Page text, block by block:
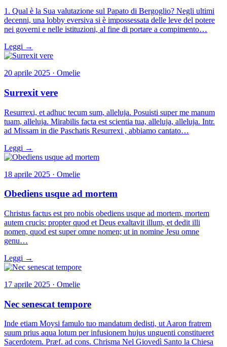
1. Qual è la Sua valutazione sul Papato di Bergoglio? Negli ultimi
decenni, una lobby eversiva si è impossessata delle leve del potere
nei governi e nelle istituzioni, al fine di portare a compimento…
Leggi →
20 aprile 2025 · Omelie
Surrexit vere
Resurrexi, et adhuc tecum sum, alleluja. Posuisti super me manum
tuam, alleluja. Mirabilis facta est scientia tua, alleluja, alleluja. Intr.
ad Missam in die Paschatis Resurrexi , abbiamo cantato…
Leggi →
18 aprile 2025 · Omelie
Obediens usque ad mortem
Christus factus est pro nobis obediens usque ad mortem, mortem
autem crucis: propter quod et Deus exaltavit illum, et dedit illi
nomen, quod est super omne nomen; ut in nomine Jesu omne
genu…
Leggi →
17 aprile 2025 · Omelie
Nec senescat tempore
Inde etiam Moysi famulo tuo mandatum dedisti, ut Aaron fratrem
suum prius aqua lotum per infusionem hujus unguenti constitueret
Sacerdotem. Præf. ad cons. Chrisma Nel Giovedì Santo la Chiesa